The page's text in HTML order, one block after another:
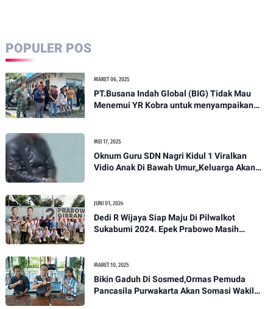
POPULER POS
MARET 06, 2025
PT.Busana Indah Global (BIG) Tidak Mau
Menemui YR Kobra untuk menyampaikan
MEI 17, 2025
Oknum Guru SDN Nagri Kidul 1 Viralkan
Vidio Anak Di Bawah Umur,,Keluarga Akan
JUNI 01, 2024
Dedi R Wijaya Siap Maju Di Pilwalkot
Sukabumi 2024. Epek Prabowo Masih
MARET 10, 2025
Bikin Gaduh Di Sosmed,Ormas Pemuda
Pancasila Purwakarta Akan Somasi Wakil